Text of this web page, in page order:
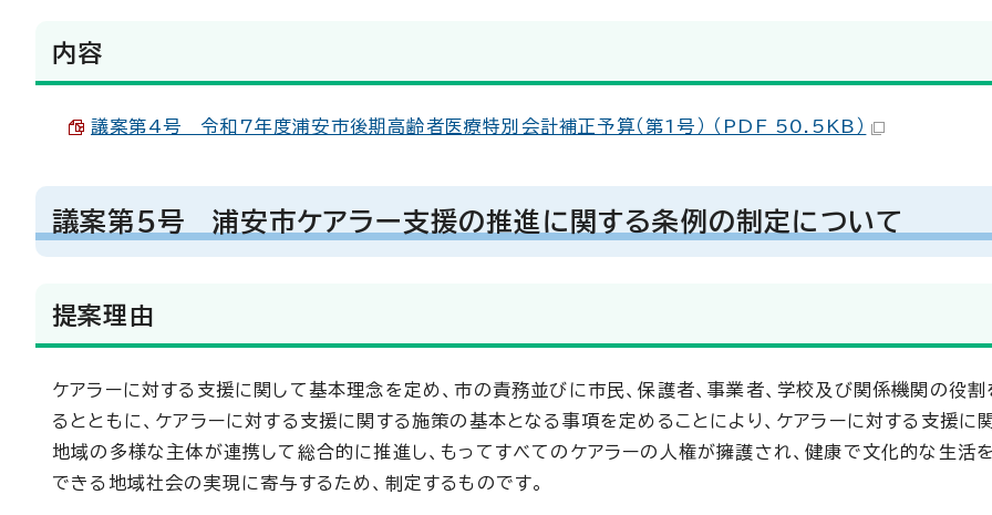
内容
議案第4号 令和7年度浦安市後期高齢者医療特別会計補正予算（第1号） （PDF 50.5KB）
議案第5号 浦安市ケアラー支援の推進に関する条例の制定について
提案理由
ケアラーに対する支援に関して基本理念を定め、市の責務並びに市民、保護者、事業者、学校及び関係機関の役
るとともに、ケアラーに対する支援に関する施策の基本となる事項を定めることにより、ケアラーに対する支援に
地域の多様な主体が連携して総合的に推進し、もってすべてのケアラーの人権が擁護され、健康で文化的な生活
できる地域社会の実現に寄与するため、制定するものです。